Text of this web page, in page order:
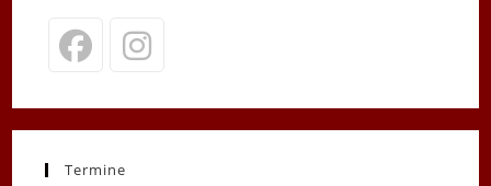
in
new
in
new
Termine